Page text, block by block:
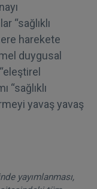
“sağlıklı
harekete
duygusal
“sağlıklı
yavaş yavaş
yayımlanması,